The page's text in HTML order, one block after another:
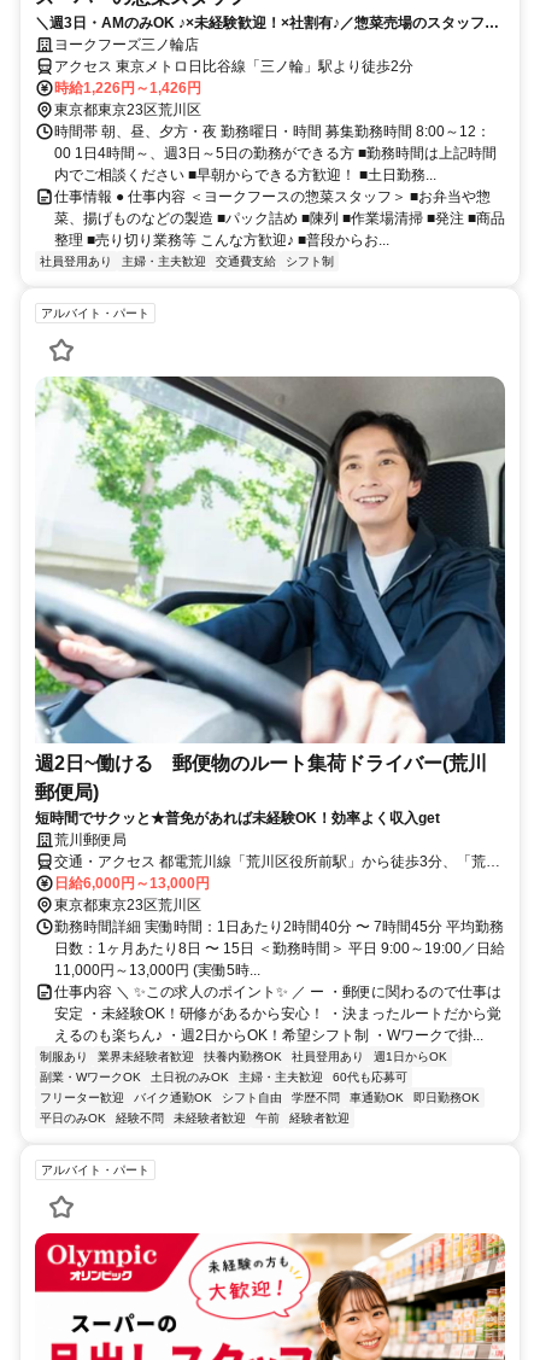
＼週3日・AMのみOK ♪×未経験歓迎！×社割有♪／惣菜売場のスタッフ募
集 ヨークフーズ三ノ輪店
アクセス 東京メトロ日比谷線「三ノ輪」駅より徒歩2分
時給1,226円～1,426円
東京都東京23区荒川区
時間帯 朝、昼、夕方・夜 勤務曜日・時間 募集勤務時間 8:00～12：
00 1日4時間～、週3日～5日の勤務ができる方 ■勤務時間は上記時間
内でご相談ください ■早朝からできる方歓迎！ ■土日勤務...
仕事情報 ● 仕事内容 ＜ヨークフースの惣菜スタッフ＞ ■お弁当や惣
菜、揚げものなどの製造 ■パック詰め ■陳列 ■作業場清掃 ■発注 ■商品
整理 ■売り切り業務等 こんな方歓迎♪ ■普段からお...
社員登用あり 主婦・主夫歓迎 交通費支給 シフト制
アルバイト・パート
週2日~働ける 郵便物のルート集荷ドライバー(荒川
郵便局)
短時間でサクッと★普免があれば未経験OK！効率よく収入get
荒川郵便局
交通・アクセス 都電荒川線「荒川区役所前駅」から徒歩3分、「荒川
一中前駅」から徒歩7分
日給6,000円～13,000円
東京都東京23区荒川区
勤務時間詳細 実働時間：1日あたり2時間40分 〜 7時間45分 平均勤務
日数：1ヶ月あたり8日 〜 15日 ＜勤務時間＞ 平日 9:00～19:00／日給
11,000円～13,000円 (実働5時...
仕事内容 ＼ ✨この求人のポイント✨ ／ ー ・郵便に関わるので仕事は
安定 ・未経験OK！研修があるから安心！ ・決まったルートだから覚
えるのも楽ちん♪ ・週2日からOK！希望シフト制 ・Wワークで掛...
制服あり 業界未経験者歓迎 扶養内勤務OK 社員登用あり
週1日からOK
副業・WワークOK
土日祝のみOK 主婦・主夫歓迎
60代も応募可
フリーター歓迎
バイク通勤OK シフト自由 学歴不問 車通勤OK
即日勤務OK
平日のみOK
経験不問 未経験者歓迎 午前 経験者歓迎
アルバイト・パート